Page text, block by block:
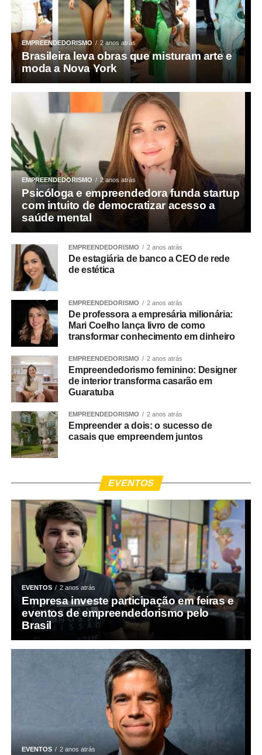
EMPREENDEDORISMO 2 anos atrás
Brasileira leva obras que misturam arte e
moda a Nova York
EMPREENDEDORISMO 2 anos atrás
Psicóloga e empreendedora funda startup
com intuito de democratizar acesso a
saúde mental
EMPREENDEDORISMO 2 anos atrás
De estagiária de banco a CEO de rede
de estética
EMPREENDEDORISMO 2 anos atrás
De professora a empresária milionária:
Mari Coelho lança livro de como
transformar conhecimento em dinheiro
EMPREENDEDORISMO 2 anos atrás
Empreendedorismo feminino: Designer
de interior transforma casarão em
Guaratuba
EMPREENDEDORISMO 2 anos atrás
Empreender a dois: o sucesso de
casais que empreendem juntos
EVENTOS
EVENTOS 2 anos atrás
Empresa investe participação em feiras e
eventos de empreendedorismo pelo
Brasil
EVENTOS 2 anos atrás